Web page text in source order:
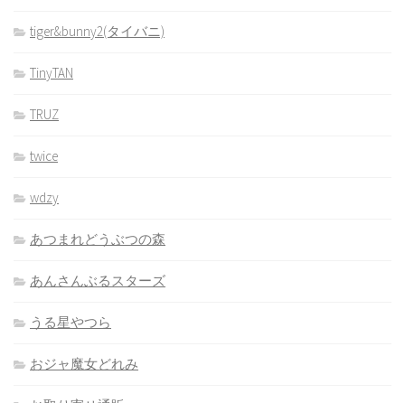
tiger&bunny2(タイバニ)
TinyTAN
TRUZ
twice
wdzy
あつまれどうぶつの森
あんさんぶるスターズ
うる星やつら
おジャ魔女どれみ